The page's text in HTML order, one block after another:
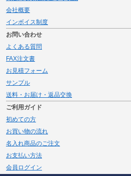
会社概要
インボイス制度
お問い合わせ
よくある質問
FAX注文書
お見積フォーム
サンプル
送料・お届け・返品交換
ご利用ガイド
初めての方
お買い物の流れ
名入れ商品のご注文
お支払い方法
会員ログイン